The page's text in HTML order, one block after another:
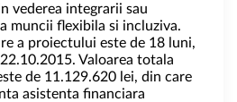
vederea integrarii sau
muncii flexibila si incluziva.
a proiectului este de 18 luni,
Valoarea totala
de 11.129.620 lei, din care
asistenta financiara